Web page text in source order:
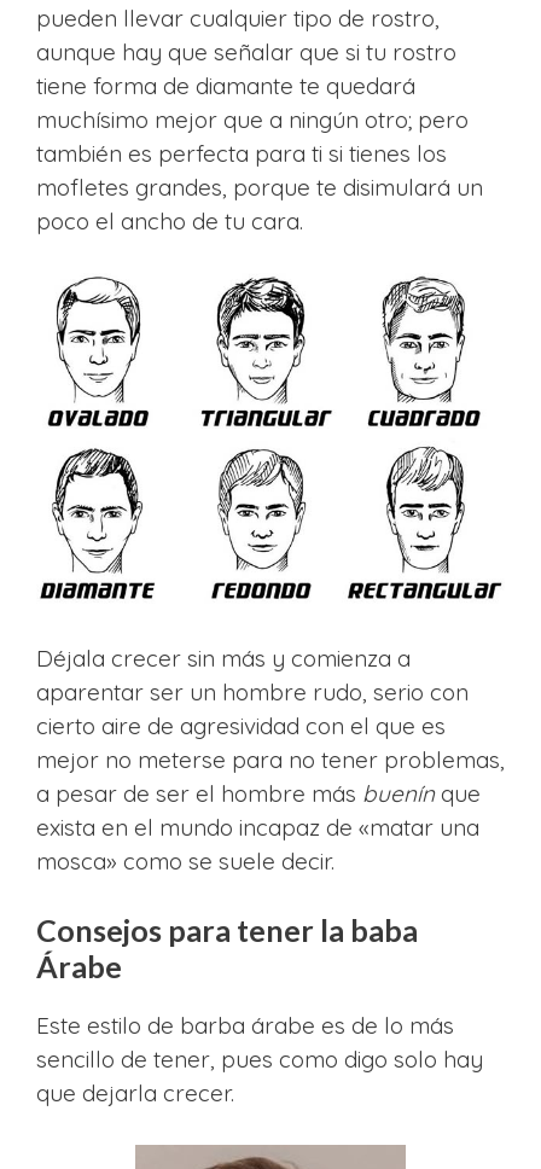
pueden llevar cualquier tipo de rostro,
aunque hay que señalar que si tu rostro
tiene forma de diamante te quedará
muchísimo mejor que a ningún otro; pero
también es perfecta para ti si tienes los
mofletes grandes, porque te disimulará un
poco el ancho de tu cara.
Déjala crecer sin más y comienza a
aparentar ser un hombre rudo, serio con
cierto aire de agresividad con el que es
mejor no meterse para no tener problemas,
a pesar de ser el hombre más buenínque
exista en el mundo incapaz de «matar una
mosca» como se suele decir.
Consejos para tener la baba
Árabe
Este estilo de barba árabe es de lo más
sencillo de tener, pues como digo solo hay
que dejarla crecer.